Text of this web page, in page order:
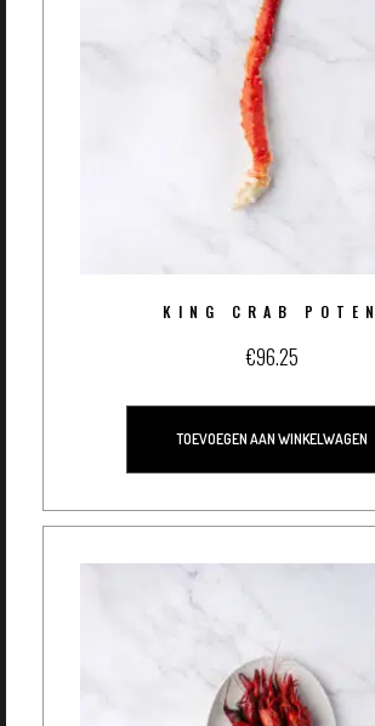
KING CRAB POTEN
€96.25
TOEVOEGEN AAN WINKELWAGEN